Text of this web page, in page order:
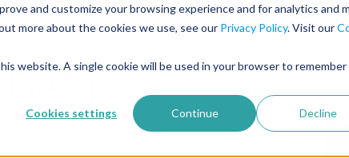
and customize your browsing experience and for analytics and
more about the cookies we use, see our Privacy Policy. Visit our
website. A single cookie will be used in your browser to remember
Cookies settings Continue Decline